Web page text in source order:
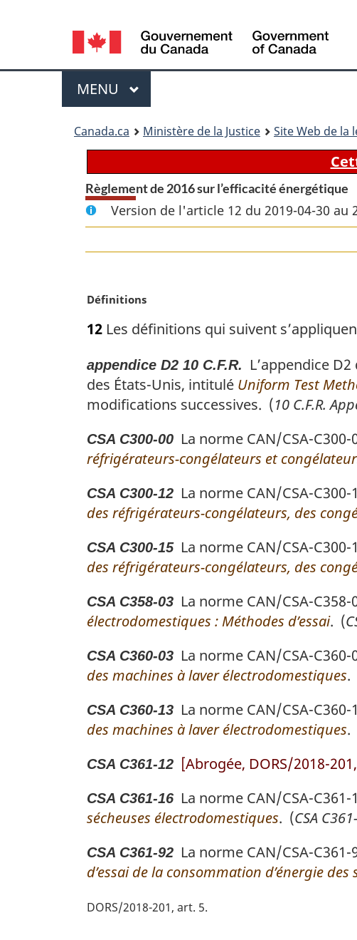
Language
selection
Menu
MENU PRINCIPAL
Canada.ca Ministère de la Justice Site Web de la
Règlement de 2016 sur l’efficacité énergétique
Version de l'article 12 du 2019-04-30 au
N
t
m
a
g
n
a
e
:
Définitions
12 Les définitions qui suivent
appendice D2 10 C.F.R. L’appendice
des États-Unis, intitulé Uniform Test
modifications successives. (10 C.F.R.
CSA C300-00 La norme CAN/CSA-
réfrigérateurs-congélateurs et
CSA C300-12 La norme CAN/CSA-
des réfrigérateurs-congélateurs, des
CSA C300-15La norme CAN/CSA-C300-
des réfrigérateurs-congélateurs, des
CSA C358-03 La norme CAN/CSA-
électrodomestiques : Méthodes d’essai. (
CSA C360-03 La norme CAN/CSA-
des machines à laver électrodomestiques.
CSA C360-13 La norme CAN/CSA-
des machines à laver électrodomestiques.
CSA C361-12 [Abrogée, DORS/2018-
CSA C361-16 La norme CAN/CSA-
sécheuses électrodomestiques. (CSA
CSA C361-92 La norme CAN/CSA-
d’essai de la consommation d’énergie
DORS/2018-201, art. 5